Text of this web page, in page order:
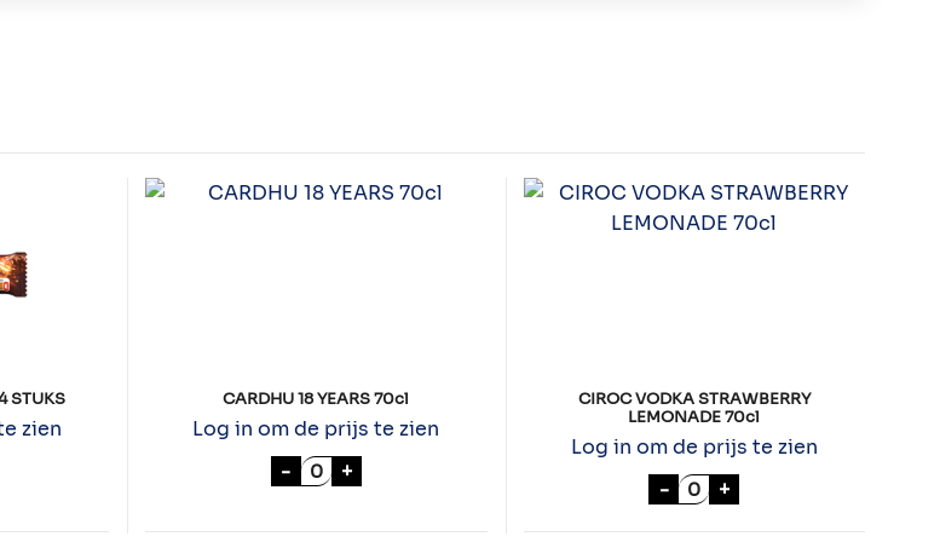
STUKS
zien
DOOS A 24 STUKS aantal
CARDHU 18 YEARS 70cl
Log in om de prijs te zien
- CARDHU 18 YEARS 70cl aantal
+
CIROC VODKA STRAWBERRY
LEMONADE 70cl
Log in om de prijs te zien
- CIROC VODKA
+